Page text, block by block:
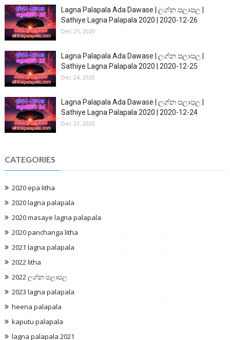
Lagna Palapala Ada Dawase | ලග්න පලාපල |
Sathiye Lagna Palapala 2020 | 2020-12-26
Dec 25, 2020
Lagna Palapala Ada Dawase | ලග්න පලාපල |
Sathiye Lagna Palapala 2020 | 2020-12-25
Dec 24, 2020
Lagna Palapala Ada Dawase | ලග්න පලාපල |
Sathiye Lagna Palapala 2020 | 2020-12-24
Dec 23, 2020
CATEGORIES
2020 epa litha
2020 lagna palapala
2020 masaye lagna palapala
2020 panchanga litha
2021 lagna palapala
2022 litha
2022 ලග්න පලාපල
2023 lagna palapala
heena palapala
kaputu palapala
lagna palapala 2021